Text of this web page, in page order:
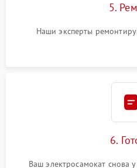
5.
Наши эксперты
6.
Ваш электросамокат снова